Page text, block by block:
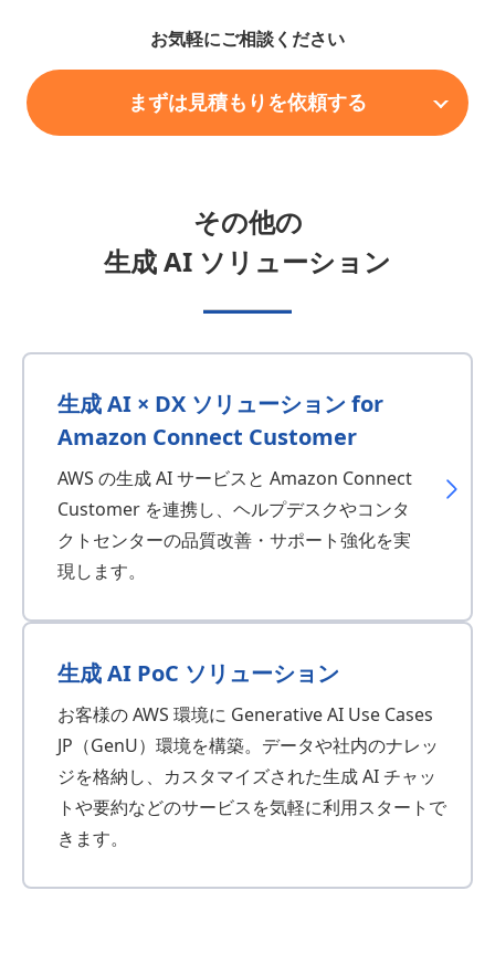
お気軽にご相談ください
まずは見積もりを依頼する
その他の
生成 AI ソリューション
生成 AI × DX ソリューション for
Amazon Connect Customer
AWS の生成 AI サービスと Amazon Connect
Customer を連携し、ヘルプデスクやコンタ
クトセンターの品質改善・サポート強化を実
現します。
生成 AI PoC ソリューション
お客様の AWS 環境に Generative AI Use Cases
JP（GenU）環境を構築。データや社内のナレッ
ジを格納し、カスタマイズされた生成 AI チャッ
トや要約などのサービスを気軽に利用スタートで
きます。